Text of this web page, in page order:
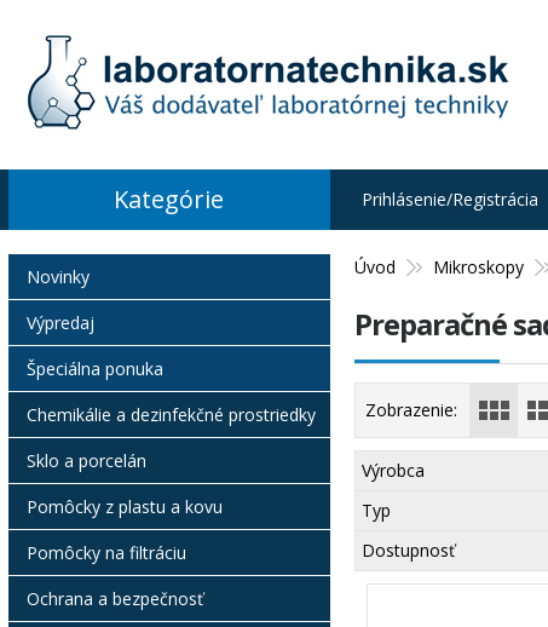
Úvod Mikroskopy
Preparačné
Zobrazenie:
Výrobca
Typ
Dostupnosť
Novinky
Výpredaj
Špeciálna ponuka
Chemikálie a dezinfekčné prostriedky
Sklo a porcelán
Pomôcky z plastu a kovu
Pomôcky na filtráciu
Ochrana a bezpečnosť
Kategórie Prihlásenie/Registrácia